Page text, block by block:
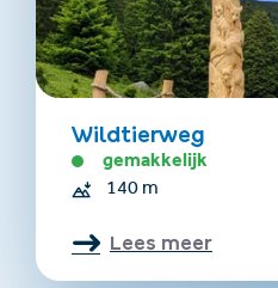
Wildtierweg
gemakkelijk
140 m
Lees meer